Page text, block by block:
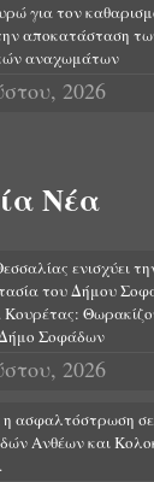
για τον
αποκατάσταση
αναχωμάτων
2026
Νέα
ενισχύει
του Δήμου
Σοφάδων
2026
ασφαλτόστρωση σε
Ανθέων και